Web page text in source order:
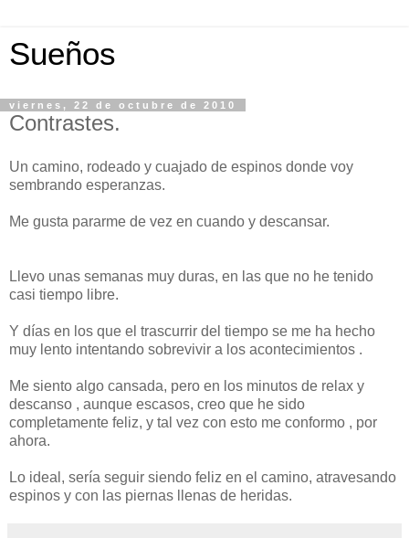
Sueños
viernes, 22 de octubre de 2010
Contrastes.
Un camino, rodeado y cuajado de espinos donde voy
sembrando esperanzas.
Me gusta pararme de vez en cuando y descansar.
Llevo unas semanas muy duras, en las que no he tenido
casi tiempo libre.
Y días en los que el trascurrir del tiempo se me ha hecho
muy lento intentando sobrevivir a los acontecimientos .
Me siento algo cansada, pero en los minutos de relax y
descanso , aunque escasos, creo que he sido
completamente feliz, y tal vez con esto me conformo , por
ahora.
Lo ideal, sería seguir siendo feliz en el camino, atravesando
espinos y con las piernas llenas de heridas.